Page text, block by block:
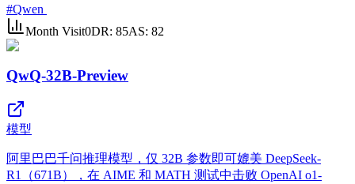
#Qwen
Month Visit0DR: 85AS: 82
QwQ-32B-Preview
模型
阿里巴巴千问推理模型，仅 32B 参数即可媲美 DeepSeek-
R1（671B），在 AIME 和 MATH 测试中击败 OpenAI o1-